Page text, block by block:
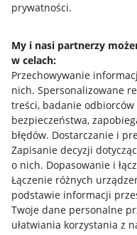
prywatności.
My i nasi partnerzy
w celach:
Przechowywanie
nich. Spersonalizowane
treści, badanie odbiorców
bezpieczeństwa,
błędów. Dostarczanie i
Zapisanie decyzji
o nich. Dopasowanie i
Łączenie różnych
podstawie informacji
Twoje dane personalne
ułatwiania korzystania z
Jak to działa
Allegro Gadane dla
Allegro Gadane dla
Mapa miejscowości
Informacje prawne
Regulamin
Polityka plików "cookies"
Ustawienia plików